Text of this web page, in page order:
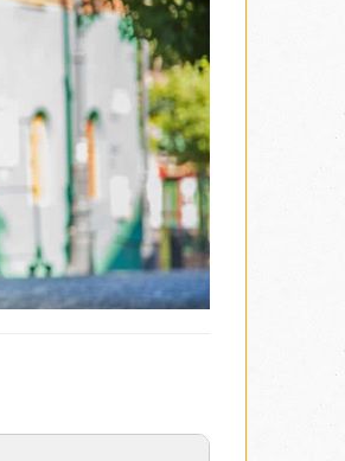
argentinskih umetnika,
velikog borca za ljudska